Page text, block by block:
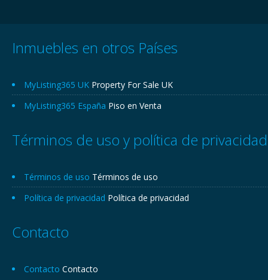
Inmuebles en otros Países
MyListing365 UK Property For Sale UK
MyListing365 España Piso en Venta
Términos de uso y política de privacidad
Términos de uso Términos de uso
Política de privacidad Política de privacidad
Contacto
Contacto Contacto